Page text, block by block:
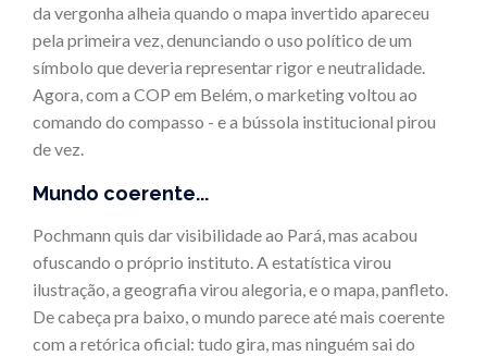
da vergonha alheia quando o mapa invertido apareceu
pela primeira vez, denunciando o uso político de um
símbolo que deveria representar rigor e neutralidade.
Agora, com a COP em Belém, o marketing voltou ao
comando do compasso - e a bússola institucional pirou
de vez.
Mundo coerente...
Pochmann quis dar visibilidade ao Pará, mas acabou
ofuscando o próprio instituto. A estatística virou
ilustração, a geografia virou alegoria, e o mapa, panfleto.
De cabeça pra baixo, o mundo parece até mais coerente
com a retórica oficial: tudo gira, mas ninguém sai do